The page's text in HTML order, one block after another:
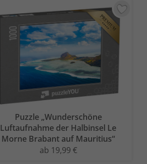
Puzzle „Wunderschöne
Luftaufnahme der Halbinsel Le
Morne Brabant auf Mauritius“
ab 19,99 €